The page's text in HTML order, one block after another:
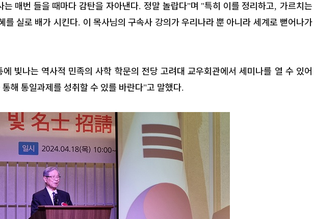
는 매번 들을 때마다 감탄을 자아낸다.정말 놀랍다"며 "특히 이를 정리하고, 가르치는
를 실로 배가 시킨다. 이 목사님의 구속사 강의가 우리나라 뿐 아니라 세계로 뻗어나가
에 빛나는 역사적 민족의 사학 학문의 전당 고려대 교우회관에서 세미나를 열 수 있어
해 통일과제를 성취할 수 있를 바란다"고 말했다.
본 해외 - 필리핀 5신] “한국에 가
속사 말씀 더 배우고 싶어요”
[세구본 해외 - 필리핀 최종] 뜨거운 말
씀의 열풍, 필리핀을 감동으로 물들이다